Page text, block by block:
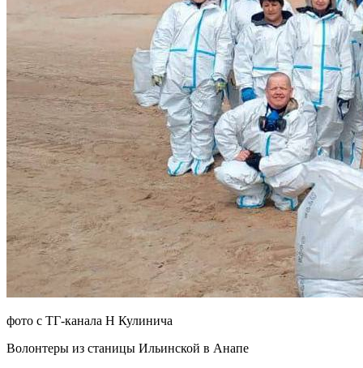
фото с ТГ-канала Н Кулинича
Волонтеры из станицы Ильинской в Анапе